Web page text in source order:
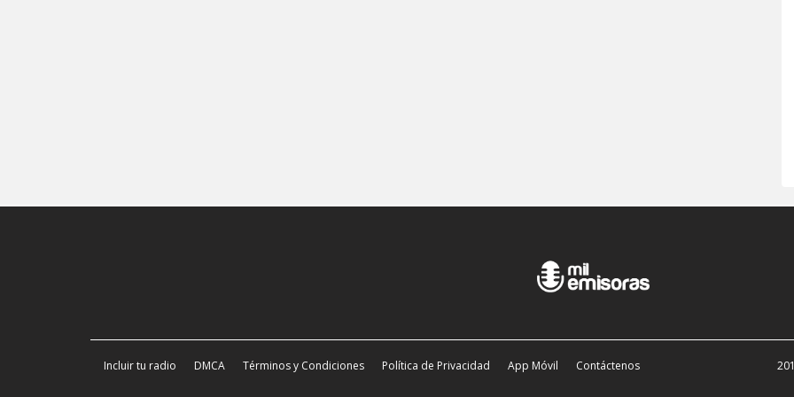
Incluir tu radio DMCA Términos y Condiciones Política de Privacidad App Móvil Contáctenos